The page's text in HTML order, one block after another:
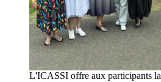
L'ICASSI offre aux participants la